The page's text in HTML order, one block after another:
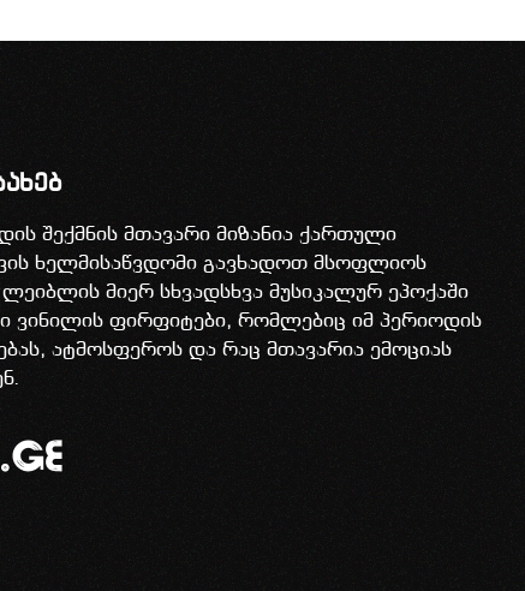
შექმნის მთავარი მიზანია ქართული
ხელმისაწვდომი გავხადოთ მსოფლიოს
ლეიბლის მიერ სხვადსხვა მუსიკალურ ეპოქაში
ვინილის ფირფიტები, რომლებიც იმ პერიოდის
ატმოსფეროს და რაც მთავარია ემოციას